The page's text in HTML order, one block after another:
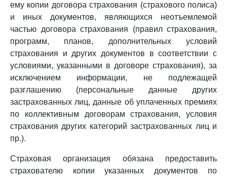
ему копии договора страхования (страхового полиса)
и иных документов, являющихся неотъемлемой
частью договора страхования (правил страхования,
программ, планов, дополнительных условий
страхования и других документов в соответствии с
условиями, указанными в договоре страхования), за
исключением информации, не подлежащей
разглашению (персональные данные других
застрахованных лиц, данные об уплаченных премиях
по коллективным договорам страхования, условия
страхования других категорий застрахованных лиц и
пр.).
Страховая организация обязана предоставить
страхователю копии указанных документов по